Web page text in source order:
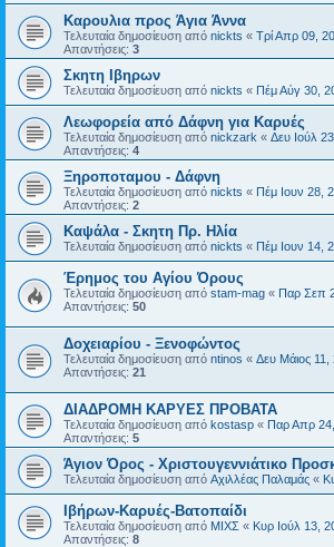
Καρουλια προς Άγια Άννα
Τελευταία δημοσίευση από nickts « Τρί Απρ 09,
Απαντήσεις: 3
Σκητη Ιβηρων
Τελευταία δημοσίευση από nickts « Πέμ Αύγ 30,
Λεωφορεία από Δάφνη για Καρυές
Τελευταία δημοσίευση από nickzark « Δευ Ιούλ
Απαντήσεις: 4
Ξηροποταμου - Δάφνη
Τελευταία δημοσίευση από nickts « Πέμ Ιουν 28,
Απαντήσεις: 2
Καψάλα - Σκητη Πρ. Ηλία
Τελευταία δημοσίευση από nickts « Πέμ Ιουν 14,
Έρημος του Αγίου Όρους
Τελευταία δημοσίευση από stam-mag « Παρ Σεπ
Απαντήσεις: 50
Δοχειαρίου - Ξενοφώντος
Τελευταία δημοσίευση από ntinos « Δευ Μάιος
Απαντήσεις: 21
ΔΙΑΔΡΟΜΗ ΚΑΡΥΕΣ ΠΡΟΒΑΤΑ
Τελευταία δημοσίευση από kostasp « Παρ Απρ
Απαντήσεις: 5
Άγιον Όρος - Χριστουγεννιάτικο
Τελευταία δημοσίευση από Αχιλλέας Παλαμάς «
Ιβήρων-Καρυές-Βατοπαίδι
Τελευταία δημοσίευση από ΜΙΧΣ « Κυρ Ιούλ 13,
Απαντήσεις: 8